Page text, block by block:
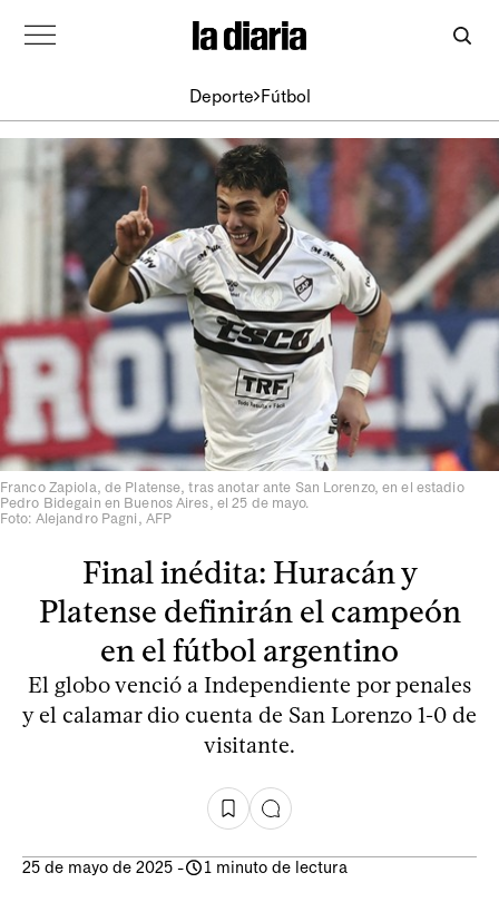
Deporte Fútbol
Franco Zapiola, de Platense, tras anotar ante San Lorenzo, en el estadio
Pedro Bidegain en Buenos Aires, el 25 de mayo.
Foto: Alejandro Pagni, AFP
Final inédita: Huracán y
Platense definirán el campeón
en el fútbol argentino
El globo venció a Independiente por penales
y el calamar dio cuenta de San Lorenzo 1-0 de
visitante.
25 de mayo de 2025 - 1 minuto de lectura